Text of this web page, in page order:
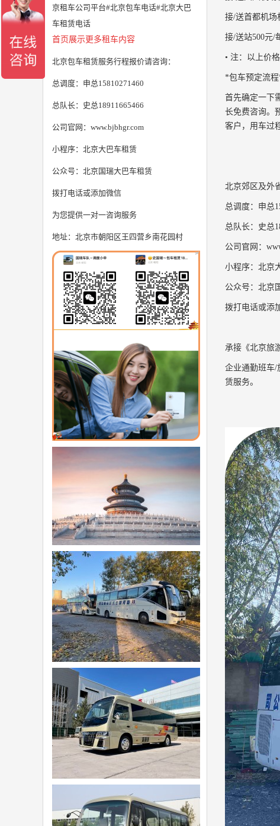
京租车公司平台#北京包车电话#北京大巴
车租赁电话
首页展示更多租车内容
北京包车租赁服务行程报价请咨询：
总调度：申总15810271460
总队长：史总18911665466
公司官网：www.bjbhgr.com
小程序：北京大巴车租赁
公众号：北京国瑞大巴车租赁
拨打电话或添加微信
为您提供一对一咨询服务
地址：北京市朝阳区王四营乡南花园村
接/送首都机场
接/送站500元/
• 注：以上价
*包车预定流
首先确定一下
长免费咨询。
客户，用车过
北京郊区及外
总调度：申总
总队长：史总
公司官网：
小程序：北京
公众号：北京
拨打电话或添
承接《北京旅
企业通勤班车/
赁服务。